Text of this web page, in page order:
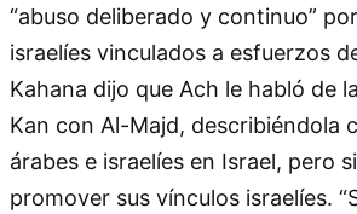
“abuso deliberado y continuo”
israelíes vinculados a esfuerzos
Kahana dijo que Ach le habló de
Kan con Al-Majd, describiéndola
árabes e israelíes en Israel, pero
promover sus vínculos israelíes.